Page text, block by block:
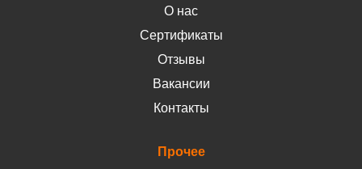
О нас
Сертификаты
Отзывы
Вакансии
Контакты
Прочее